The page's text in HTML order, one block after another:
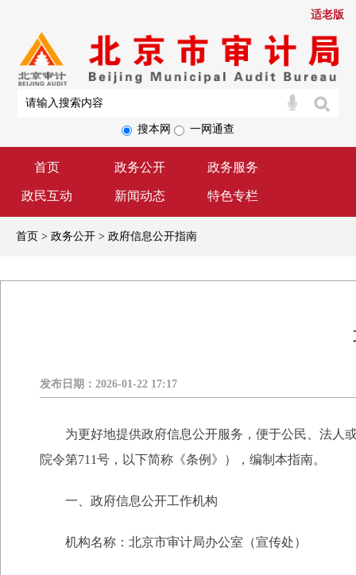
适老版
首页 政务公开 政务服务
政民互动 新闻动态 特色专栏
搜本网 一网通查
首页 > 政务公开 > 政府信息公开指南
发布日期： 2026-01-22 17:17
为更好地提供政府信息公开服务，便于公民、法人
院令第711号，以下简称《条例》），编制本指南。
一、政府信息公开工作机构
机构名称：北京市审计局办公室（宣传处）